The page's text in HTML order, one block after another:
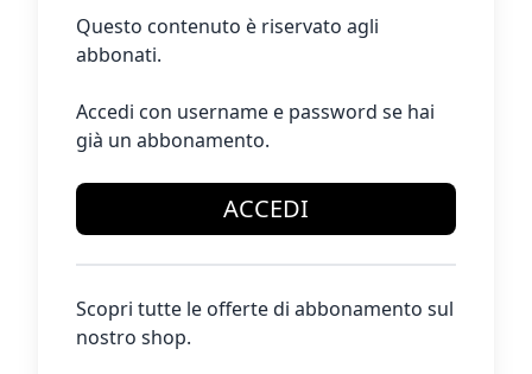
Questo contenuto è riservato agli
abbonati.
Accedi con username e password se hai
già un abbonamento.
ACCEDI
Scopri tutte le offerte di abbonamento sul
nostro shop.